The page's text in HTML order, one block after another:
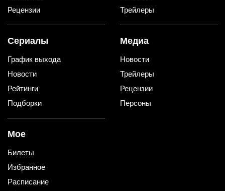
Рецензии
Трейлеры
Сериалы
График выхода
Новости
Рейтинги
Подборки
Медиа
Новости
Трейлеры
Рецензии
Персоны
Мое
Билеты
Избранное
Расписание